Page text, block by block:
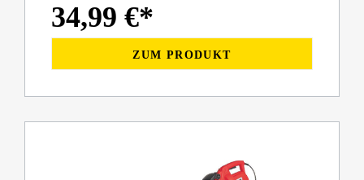
34,99 €*
ZUM PRODUKT